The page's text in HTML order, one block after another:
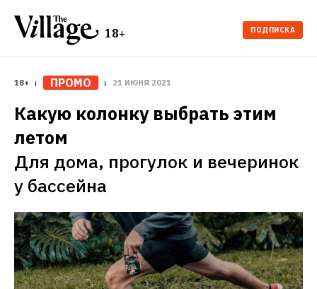
18+ ПОДПИСКА
18+ ПРОМО 21 ИЮНЯ 2021
Какую колонку выбрать этим
летом
Для дома, прогулок и вечеринок
у бассейна